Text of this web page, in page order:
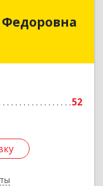
52
Новоалтайск г,